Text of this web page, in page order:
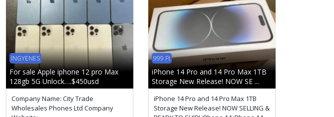
INGYENES
For sale Apple iphone 12 pro Max
128gb 5G Unlock….$450usd
Company Name: City Trade
Wholesales Phones Ltd Company
999 Ft
iPhone 14 Pro and 14 Pro Max 1TB
Storage New Release! NOW SE ...
iPhone 14 Pro and 14 Pro Max 1TB
Storage New Release! NOW SELLING &